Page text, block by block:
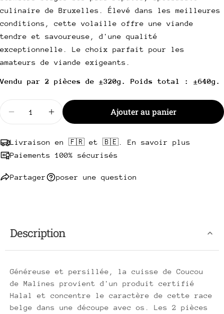
culinaire de Bruxelles. Élevé dans les meilleures
conditions, cette volaille offre une viande
tendre et savoureuse, d'une qualité
exceptionnelle. Le choix parfait pour les
amateurs de viande exigeants.
Vendu par 2 pièces de ±320g. Poids total : ±640g.
Diminuer la quantité pour Cuisse de Coucou de
Augmenter la quantité pour Cuisse de
Ajouter au panier
Livraison en 🇫🇷 et 🇧🇪. En savoir plus
Paiements 100% sécurisés
Partager
Partager ce produit
Partager
sur sur sur
poser une question
email
téléphone
Votre
Envoyer une question
Description
Généreuse et persillée, la cuisse de Coucou
de Malines provient d'un produit certifié
Halal et concentre le caractère de cette race
belge dans une découpe avec os. Les 2 pièces